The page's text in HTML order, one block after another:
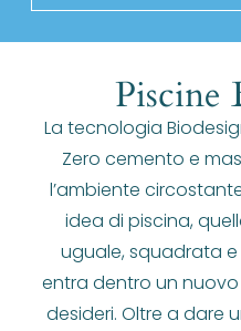
Piscine
La tecnologia
Zero cemento e
l’ambiente
idea di piscina,
uguale, squadrata
entra dentro un
desideri. Oltre a dare